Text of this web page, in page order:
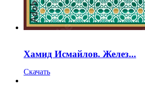
Хамид Исмайлов. Желез...
Скачать